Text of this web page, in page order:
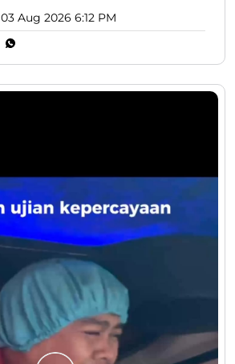
03 Aug 2026 6:12 PM